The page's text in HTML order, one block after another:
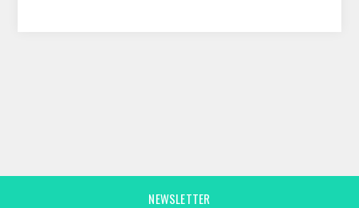
NEWSLETTER